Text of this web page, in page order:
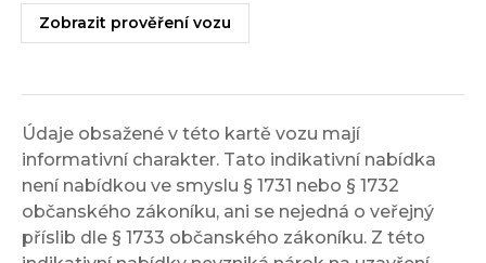
Zobrazit prověření vozu
Údaje obsažené v této kartě vozu mají
informativní charakter. Tato indikativní nabídka
není nabídkou ve smyslu § 1731 nebo § 1732
občanského zákoníku, ani se nejedná o veřejný
příslib dle § 1733 občanského zákoníku. Z této